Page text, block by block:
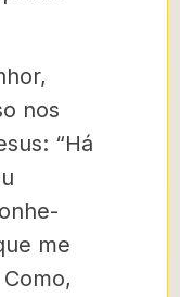
nos
“Há
me